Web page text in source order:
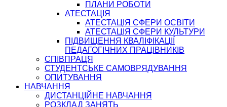
ПЛАНИ РОБОТИ
АТЕСТАЦІЯ
АТЕСТАЦІЯ СФЕРИ ОСВІТИ
АТЕСТАЦІЯ СФЕРИ КУЛЬТУРИ
ПІДВИЩЕННЯ КВАЛІФІКАЦІЇ
ПЕДАГОГІЧНИХ ПРАЦІВНИКІВ
СПІВПРАЦЯ
СТУДЕНТСЬКЕ САМОВРЯДУВАННЯ
ОПИТУВАННЯ
НАВЧАННЯ
ДИСТАНЦІЙНЕ НАВЧАННЯ
РОЗКЛАД ЗАНЯТЬ